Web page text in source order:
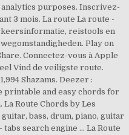
purposes. Inscrivez-
3 mois. La route La route -
reistools en
Play on
Connectez-vous à Apple
Vind de veiligste route.
Shazams. Deezer :
printable and easy chords for
La Route Chords by Les
bass, drum, piano, guitar
search engine ... La Route